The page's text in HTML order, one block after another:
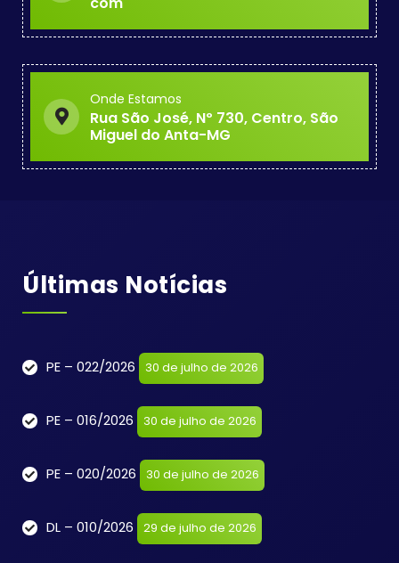
Onde Estamos
Rua São José, Nº 730, Centro, São
Miguel do Anta-MG
Últimas Notícias
PE – 022/2026 30 de julho de 2026
PE – 016/2026 30 de julho de 2026
PE – 020/2026 30 de julho de 2026
DL – 010/2026 29 de julho de 2026